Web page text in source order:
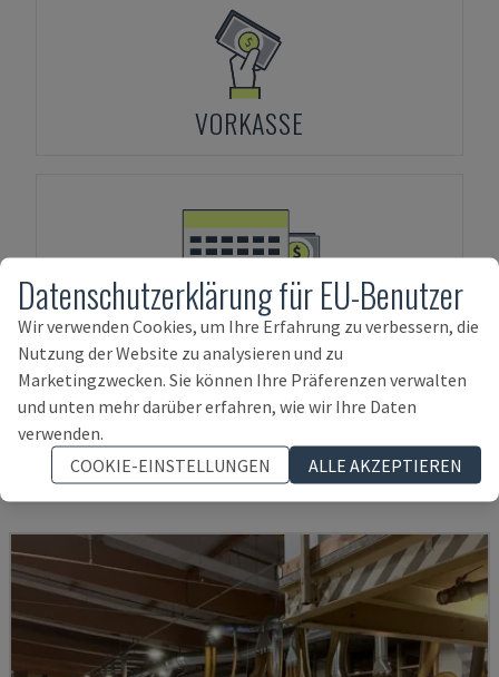
VORKASSE
ASSET-FINANZIERUNG
Ähnliche Produkte zuHOMAGOptimat
KFL 526/9/A3/25
Datenschutzerklärung für EU-Benutzer
Wir verwenden Cookies, um Ihre Erfahrung zu verbessern, die
Nutzung der Website zu analysieren und zu
Marketingzwecken. Sie können Ihre Präferenzen verwalten
und unten mehr darüber erfahren, wie wir Ihre Daten
verwenden.
COOKIE-EINSTELLUNGEN
ALLE AKZEPTIEREN